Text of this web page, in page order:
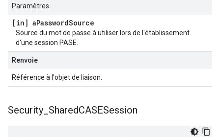
Paramètres
[in] aPasswordSource
Source du mot de passe à utiliser lors de l'établissement
d'une session PASE.
Renvoie
Référence à l'objet de liaison.
Security SharedCASESession